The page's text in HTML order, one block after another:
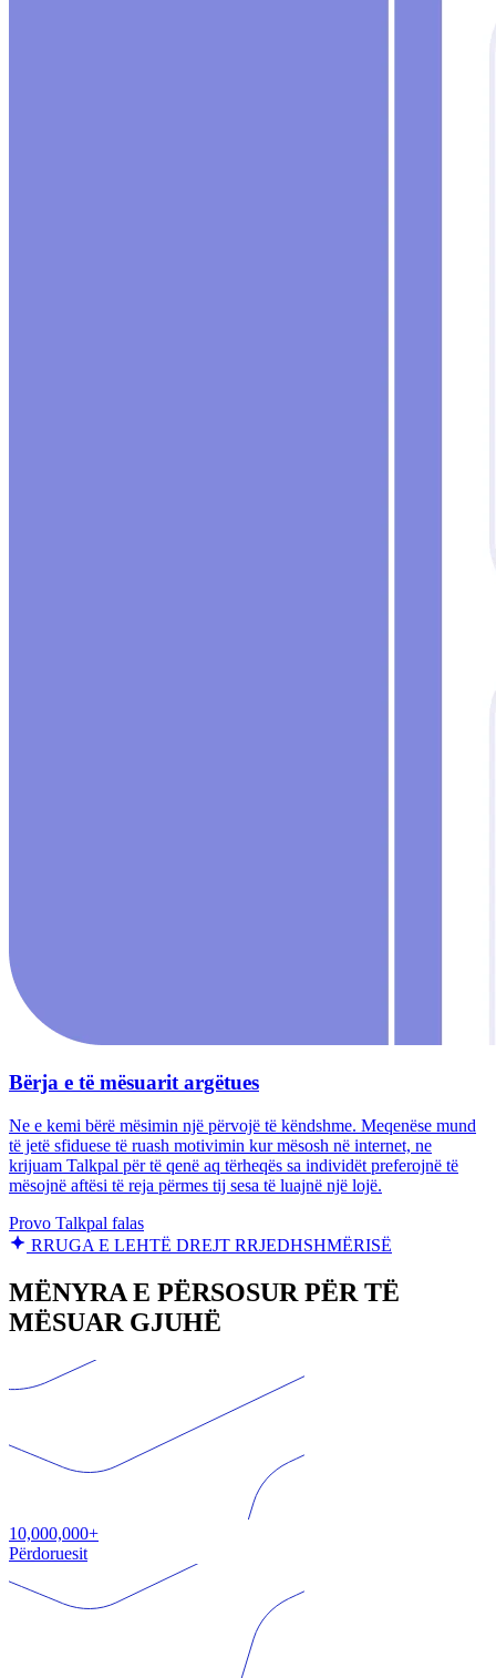
Bërja e të mësuarit argëtues
Ne e kemi bërë mësimin një përvojë të këndshme. Meqenëse mund
të jetë sfiduese të ruash motivimin kur mësosh në internet, ne
krijuam Talkpal për të qenë aq tërheqës sa individët preferojnë të
mësojnë aftësi të reja përmes tij sesa të luajnë një lojë.
Provo Talkpal falas
RRUGA E LEHTË DREJT RRJEDHSHMËRISË
MËNYRA E PËRSOSUR PËR TË
MËSUAR GJUHË
10,000,000+
Përdoruesit